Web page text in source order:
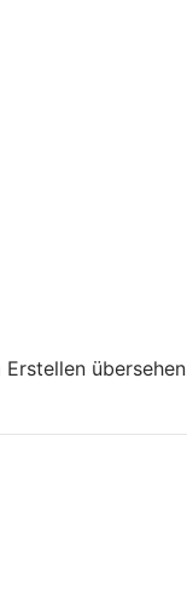
übersehen